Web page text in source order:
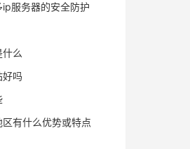
服务器的安全防护
么
好吗
有什么优势或特点